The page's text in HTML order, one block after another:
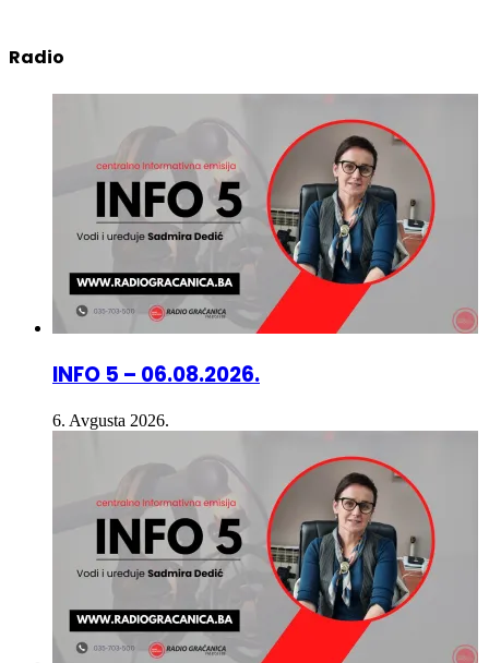
Radio
INFO 5 – 06.08.2026.
6. Avgusta 2026.